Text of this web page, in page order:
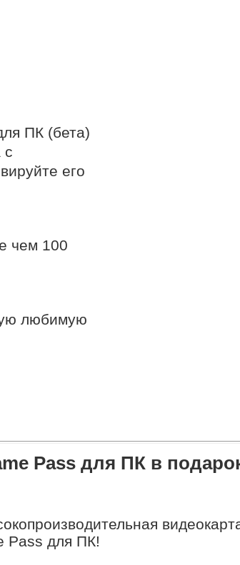
ПК (бета)
с
его
чем 100
любимую
Pass для ПК в
Pass для ПК!